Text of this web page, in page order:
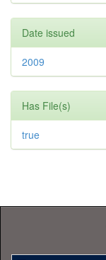
Date issued
2009
Has File(s)
true